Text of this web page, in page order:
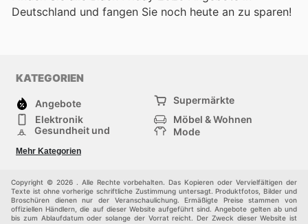
Deutschland und fangen Sie noch heute an zu sparen!
KATEGORIEN
Angebote
Supermärkte
Elektronik
Möbel & Wohnen
Gesundheit und
Mode
Sportartikel und
Sportbekleidung
Einkaufzentren
Andere
Mehr Kategorien
Copyright © 2026 . Alle Rechte vorbehalten. Das Kopieren oder Vervielfältigen der
Texte ist ohne vorherige schriftliche Zustimmung untersagt. Produktfotos, Bilder und
Broschüren dienen nur der Veranschaulichung. Ermäßigte Preise stammen von
offiziellen Händlern, die auf dieser Website aufgeführt sind. Angebote gelten ab und
bis zum Ablaufdatum oder solange der Vorrat reicht. Der Zweck dieser Website ist